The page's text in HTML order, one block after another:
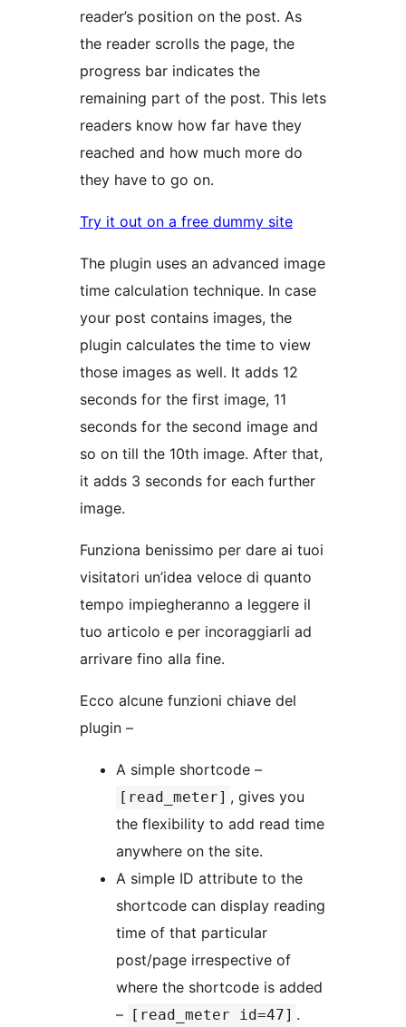
reader’s position on the post. As
the reader scrolls the page, the
progress bar indicates the
remaining part of the post. This lets
readers know how far have they
reached and how much more do
they have to go on.
Try it out on a free dummy site
The plugin uses an advanced image
time calculation technique. In case
your post contains images, the
plugin calculates the time to view
those images as well. It adds 12
seconds for the first image, 11
seconds for the second image and
so on till the 10th image. After that,
it adds 3 seconds for each further
image.
Funziona benissimo per dare ai tuoi
visitatori un’idea veloce di quanto
tempo impiegheranno a leggere il
tuo articolo e per incoraggiarli ad
arrivare fino alla fine.
Ecco alcune funzioni chiave del
plugin –
A simple shortcode –
[read_meter] , gives you
the flexibility to add read time
anywhere on the site.
A simple ID attribute to the
shortcode can display reading
time of that particular
post/page irrespective of
where the shortcode is added
–
[read_meter id=47] .